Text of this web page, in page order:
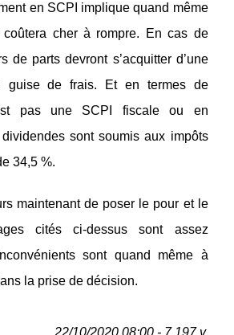
en SCPI implique quand même
cher à rompre. En cas de
de parts devront s’acquitter d’une
guise de frais. Et en termes de
pas une SCPI fiscale ou en
sont soumis aux impôts
34,5 %.
maintenant de poser le pour et le
cités ci-dessus sont assez
sont quand même à
la prise de décision.